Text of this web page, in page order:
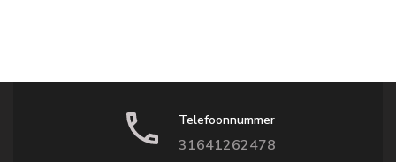
Telefoonnummer
31641262478